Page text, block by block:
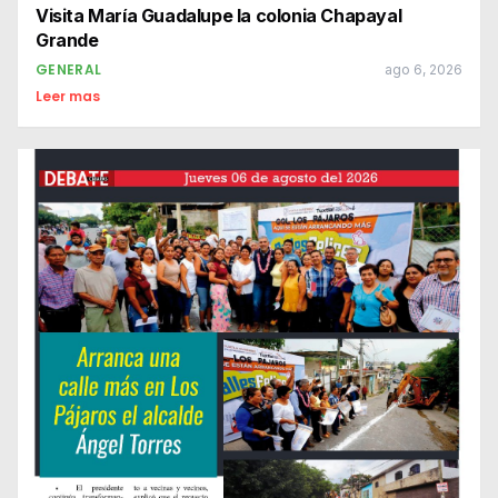
Visita María Guadalupe la colonia Chapayal
Grande
GENERAL ago 6, 2026
Leer mas